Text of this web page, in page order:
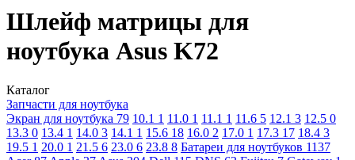
Шлейф матрицы для
ноутбука Asus K72
Каталог
Запчасти для ноутбука
Экран для ноутбука 79 10.1 1 11.0 1 11.1 1 11.6 5 12.1 3 12.5 0
13.3 0 13.4 1 14.0 3 14.1 1 15.6 18 16.0 2 17.0 1 17.3 17 18.4 3
19.5 1 20.0 1 21.5 6 23.0 6 23.8 8 Батареи для ноутбуков 1137